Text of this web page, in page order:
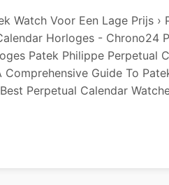
Watch Voor Een Lage Prijs
Horloges - Chrono24
Patek Philippe Perpetual
Comprehensive Guide To
Perpetual Calendar